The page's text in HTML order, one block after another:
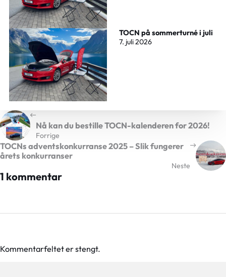
TOCN på sommerturné i juli
7. juli 2026
Forrige
Nå kan du bestille TOCN-kalenderen for 2026!
Neste
TOCNs adventskonkurranse 2025 – Slik fungerer
årets konkurranser
1 kommentar
Kommentarfeltet er stengt.